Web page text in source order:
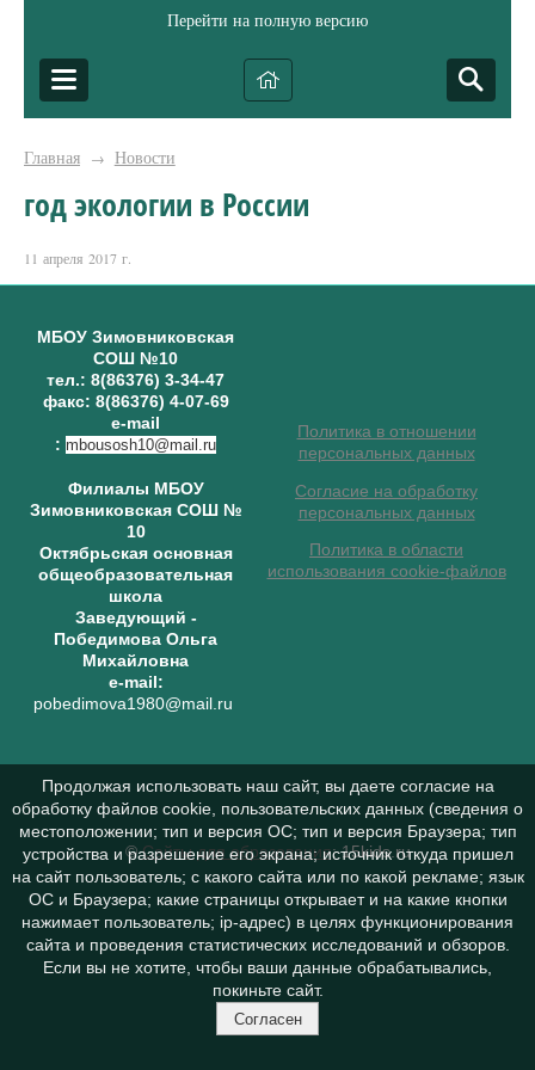
Перейти на полную версию
Главная → Новости
год экологии в России
11 апреля 2017 г.
МБОУ Зимовниковская
СОШ №10
тел.: 8(86376) 3-34-47
факс: 8(86376) 4-07-69
e-mail
: mbousosh10@mail.ru
Филиалы МБОУ
Зимовниковская СОШ №
10
Октябрьская основная
общеобразовательная
школа
Заведующий -
Победимова Ольга
Михайловна
e-mail:
pobedimova1980@mail.ru
Политика в отношении
персональных данных
Согласие на обработку
персональных данных
Политика в области
использования cookie-файлов
©Сайты для образования: 15kids.ru
Продолжая использовать наш сайт, вы даете согласие на
обработку файлов cookie, пользовательских данных (сведения о
местоположении; тип и версия ОС; тип и версия Браузера; тип
устройства и разрешение его экрана; источник откуда пришел
на сайт пользователь; с какого сайта или по какой рекламе; язык
ОС и Браузера; какие страницы открывает и на какие кнопки
нажимает пользователь; ip-адрес) в целях функционирования
сайта и проведения статистических исследований и обзоров.
Если вы не хотите, чтобы ваши данные обрабатывались,
покиньте сайт.
Согласен